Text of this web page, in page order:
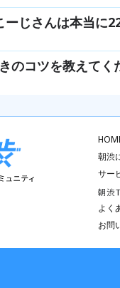
ーじさんは本当に
のコツを教えてく
朝渋
サー
よく
お問